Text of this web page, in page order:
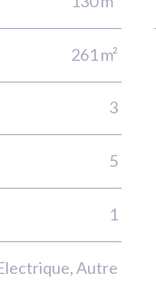
261 m²
3
5
1
Autre